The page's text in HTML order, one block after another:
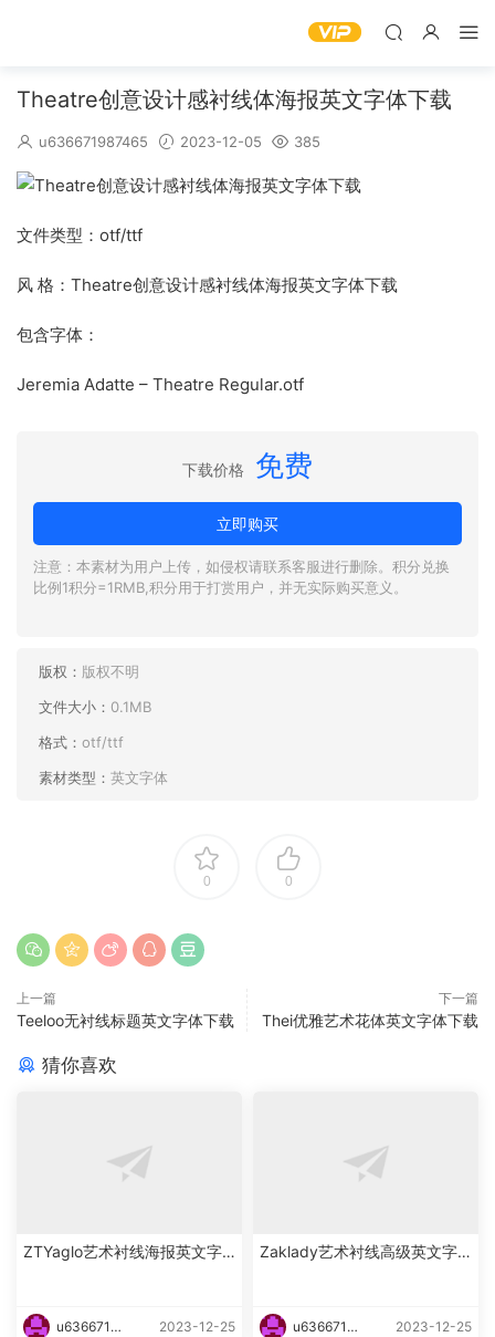
Theatre创意设计感衬线体海报英文字体下载
u636671987465 2023-12-05 385
文件类型：otf/ttf
风 格：Theatre创意设计感衬线体海报英文字体下载
包含字体：
Jeremia Adatte – Theatre Regular.otf
下载价格 免费
立即购买
注意：本素材为用户上传，如侵权请联系客服进行删除。积分兑换
比例1积分=1RMB,积分用于打赏用户，并无实际购买意义。
版权： 版权不明
文件大小： 0.1MB
格式： otf/ttf
素材类型： 英文字体
0 0
上一篇
Teeloo无衬线标题英文字体下载
下一篇
Thei优雅艺术花体英文字体下载
猜你喜欢
ZTYaglo艺术衬线海报英文字
u6366719
2023-12-25
Zaklady艺术衬线高级英文字
u6366719
2023-12-25